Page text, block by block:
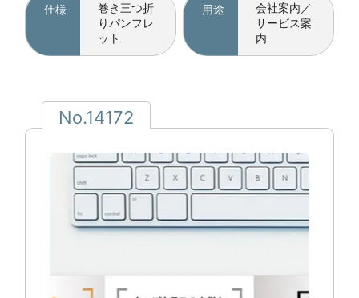
仕様
巻き三つ折
りパンフレ
ット
用途
会社案内／
サービス案
内
No.14172